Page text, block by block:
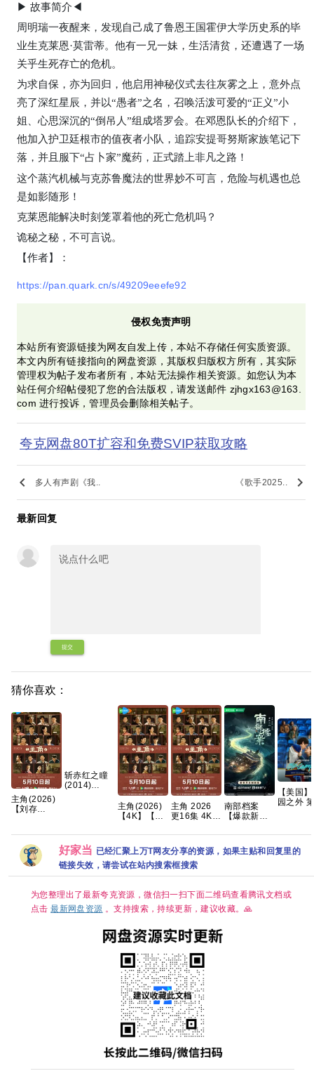
▶ 故事简介◀
周明瑞一夜醒来，发现自己成了鲁恩王国霍伊大学历史系的毕
业生克莱恩·莫雷蒂。他有一兄一妹，生活清贫，还遭遇了一场
关乎生死存亡的危机。
为求自保，亦为回归，他启用神秘仪式去往灰雾之上，意外点
亮了深红星辰，并以“愚者”之名，召唤活泼可爱的“正义”小
姐、心思深沉的“倒吊人”组成塔罗会。在邓恩队长的介绍下，
他加入护卫廷根市的值夜者小队，追踪安提哥努斯家族笔记下
落，并且服下“占卜家”魔药，正式踏上非凡之路！
这个蒸汽机械与克苏鲁魔法的世界妙不可言，危险与机遇也总
是如影随形！
克莱恩能解决时刻笼罩着他的死亡危机吗？
诡秘之秘，不可言说。
【作者】
：
https://pan.quark.cn/s/49209eeefe92
侵权免责声明
本站所有资源链接为网友自发上传，本站不存储任何实质资源。
本文内所有链接指向的网盘资源，其版权归版权方所有，其实际
管理权为帖子发布者所有，本站无法操作相关资源。如您认为本
站任何介绍帖侵犯了您的合法版权，请发送邮件 zjhgx163@163.
com 进行投诉，管理员会删除相关帖子。
夸克网盘80T扩容和免费SVIP获取攻略
keyboard_arrow_left 多人有声剧《我.. 《歌手2025.. keyboard_arrow_right
最新回复
提交
猜你喜欢：
主角(2026)
【刘存
幕/夸克/百度
网盘资源
【单集1～
3GB】
斩赤红之瞳
(2014)
主角(2026)
【4K】【国
【夸克/百
度】
主角 2026
更16集 4K
南部档案
【爆款新剧
【共33集/4K
超清臻彩 DV
HDR】 【张
兮｜奇幻/冒
【美国
园之外
外 夸克
好家当 已经汇聚上万T网友分享的资源，如果主贴和回复里的
链接失效，请尝试在站内搜索框搜索
为您整理出了最新夸克资源，微信扫一扫下面二维码查看腾讯文档或
点击最新网盘资源 。支持搜索，持续更新，建议收藏。🙏